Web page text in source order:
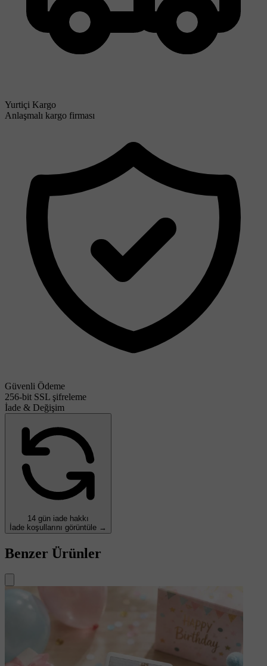
Yurtiçi Kargo
Anlaşmalı kargo firması
Güvenli Ödeme
256-bit SSL şifreleme
İade & Değişim
14 gün iade hakkı
İade koşullarını görüntüle →
Benzer Ürünler